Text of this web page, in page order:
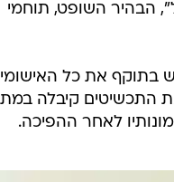
"זהו משפט רגיל", הבהיר השופט, תוחמי
בתוקף את כל
התכשיטים קיבלה
לאחר ההפיכה.